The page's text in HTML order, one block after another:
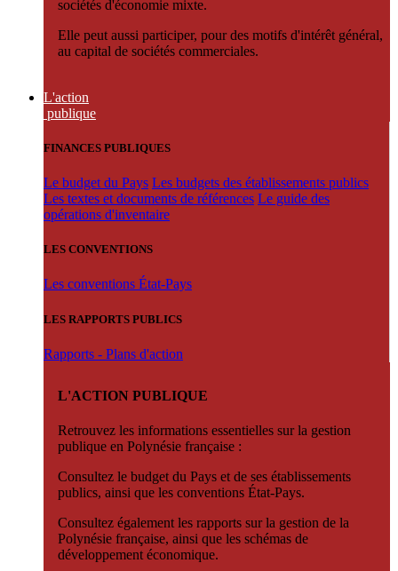
sociétés d'économie mixte.
Elle peut aussi participer, pour des motifs d'intérêt général,
au capital de sociétés commerciales.
L'action
publique
FINANCES PUBLIQUES
Le budget du Pays Les budgets des établissements publics
Les textes et documents de références Le guide des
opérations d'inventaire
LES CONVENTIONS
Les conventions État-Pays
LES RAPPORTS PUBLICS
Rapports - Plans d'action
L'ACTION PUBLIQUE
Retrouvez les informations essentielles sur la gestion
publique en Polynésie française :
Consultez le budget du Pays et de ses établissements
publics, ainsi que les conventions État-Pays.
Consultez également les rapports sur la gestion de la
Polynésie française, ainsi que les schémas de
développement économique.